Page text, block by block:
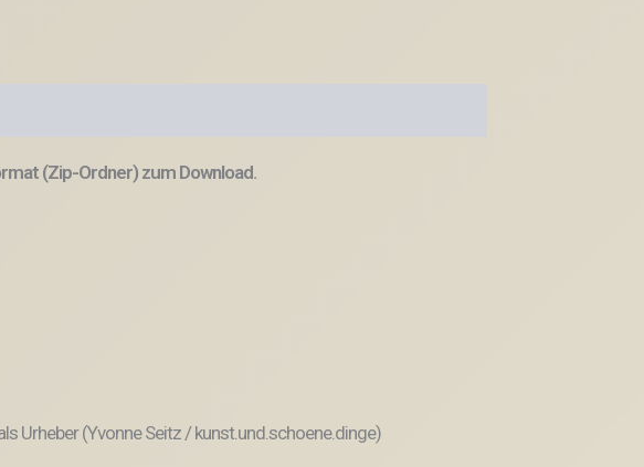
(Zip-Ordner) zum Download.
Urheber (Yvonne Seitz / kunst.und.schoene.dinge)